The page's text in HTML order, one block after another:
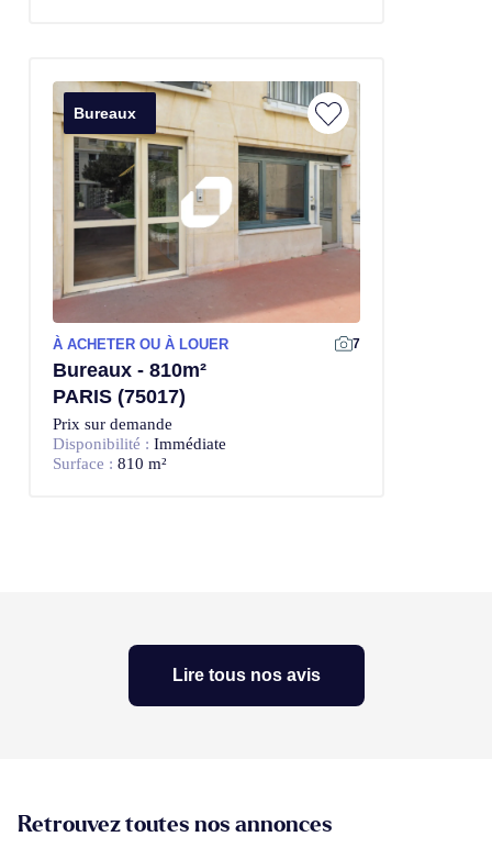
Bureaux
À ACHETER OU À LOUER 7
Bureaux - 810m²
PARIS (75017)
Prix sur demande
Disponibilité : Immédiate
Surface : 810 m²
Lire tous nos avis
Retrouvez toutes nos annonces